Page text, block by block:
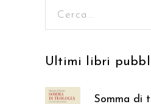
Ultimi libri
Somma di